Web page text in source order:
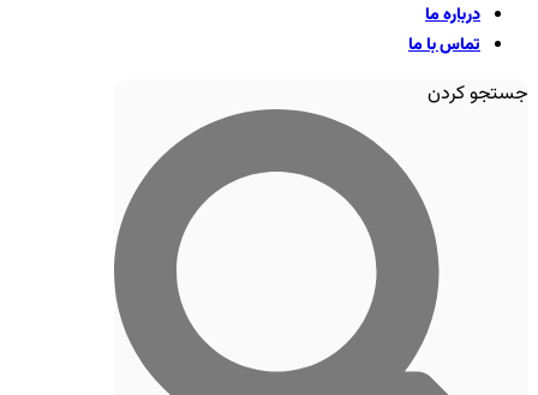
درباره ما
تماس با ما
جستجو کردن